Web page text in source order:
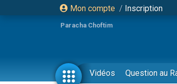
Mon compte / Inscription
Paracha Choftim
Vidéos Question au